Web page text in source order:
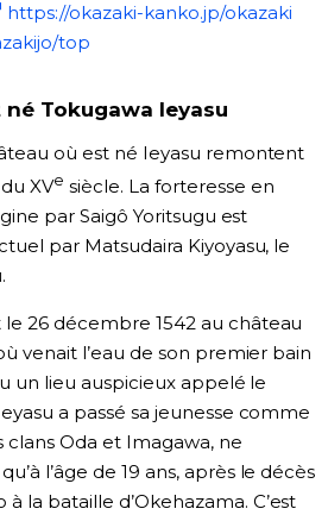
https://okazaki-kanko.jp/okazaki
top
Tokugawa Ieyasu
où est né Ieyasu remontent
XVe siècle. La forteresse en
par Saigô Yoritsugu est
par Matsudaira Kiyoyasu, le
26 décembre 1542 au château
venait l’eau de son premier bain
un lieu auspicieux appelé le
a passé sa jeunesse comme
Oda et Imagawa, ne
l’âge de 19 ans, après le décès
à la bataille d’Okehazama. C’est